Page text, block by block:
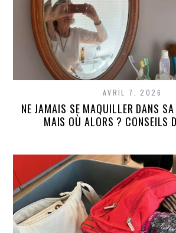
AVRIL 7, 2026
NE JAMAIS SE MAQUILLER DANS
MAIS OÙ ALORS ? CONSEILS